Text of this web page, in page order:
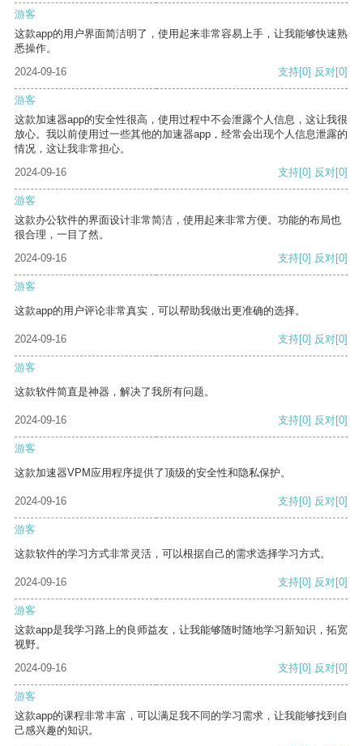
游客
这款app的用户界面简洁明了，使用起来非常容易上手，让我能够快速熟
悉操作。
2024-09-16
支持[0] 反对[0]
游客
这款加速器app的安全性很高，使用过程中不会泄露个人信息，这让我很
放心。我以前使用过一些其他的加速器app，经常会出现个人信息泄露的
情况，这让我非常担心。
2024-09-16
支持[0] 反对[0]
游客
这款办公软件的界面设计非常简洁，使用起来非常方便。功能的布局也
很合理，一目了然。
2024-09-16
支持[0] 反对[0]
游客
这款app的用户评论非常真实，可以帮助我做出更准确的选择。
2024-09-16 支持[0] 反对[0]
游客
这款软件简直是神器，解决了我所有问题。
2024-09-16 支持[0] 反对[0]
游客
这款加速器VPM应用程序提供了顶级的安全性和隐私保护。
2024-09-16 支持[0] 反对[0]
游客
这款软件的学习方式非常灵活，可以根据自己的需求选择学习方式。
2024-09-16 支持[0] 反对[0]
游客
这款app是我学习路上的良师益友，让我能够随时随地学习新知识，拓宽
视野。
2024-09-16
支持[0] 反对[0]
游客
这款app的课程非常丰富，可以满足我不同的学习需求，让我能够找到自
己感兴趣的知识。